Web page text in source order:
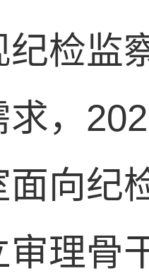
纪检监
求，
面向纪
审理骨